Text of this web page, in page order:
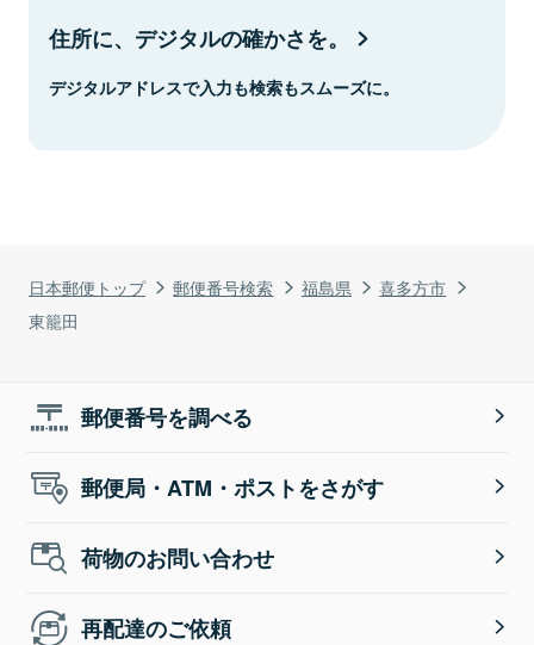
日本郵便トップ 郵便番号検索 福島県
喜多方市
東籠田
住所に、デジタルの確かさを。
デジタルアドレスで入力も検索もスムーズに。
郵便番号を調べる
郵便局・ATM・ポストをさがす
荷物のお問い合わせ
再配達のご依頼